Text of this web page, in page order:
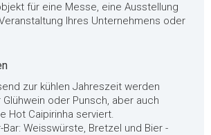
für eine Messe, eine Ausstellung
Ihres Unternehmens oder
zur kühlen Jahreszeit werden
oder Punsch, aber auch
Hot Caipirinha serviert.
Weisswürste, Bretzel und Bier -